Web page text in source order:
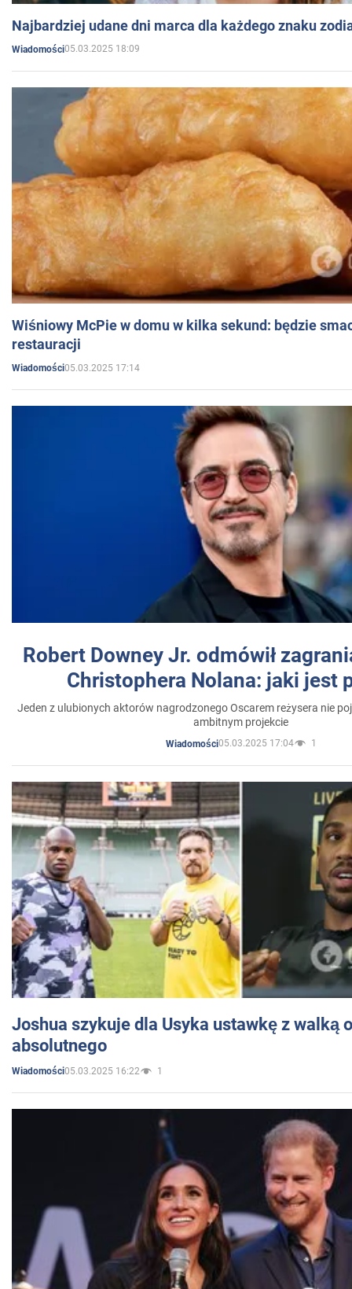
Najbardziej udane dni marca dla każdego znaku
Wiadomości05.03.2025 18:09
Wiśniowy McPie w domu w kilka sekund: będzie
restauracji
Wiadomości05.03.2025 17:14
Robert Downey Jr. odmówił
Christophera Nolana: jaki jest
Jeden z ulubionych aktorów nagrodzonego Oscarem reżysera nie
ambitnym projekcie
Wiadomości05.03.2025 17:04 1
Joshua szykuje dla Usyka ustawkę z walką
absolutnego
Wiadomości05.03.2025 16:22 1